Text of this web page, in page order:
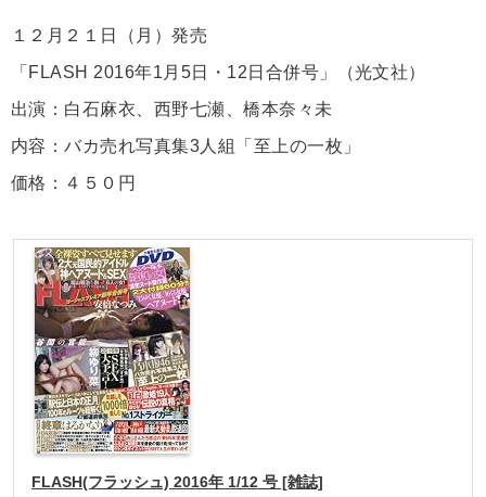
１２月２１日（月）発売
「FLASH 2016年1月5日・12日合併号」（光文社）
出演：白石麻衣、西野七瀬、橋本奈々未
内容：バカ売れ写真集3人組「至上の一枚」
価格：４５０円
FLASH(フラッシュ) 2016年 1/12 号 [雑誌]